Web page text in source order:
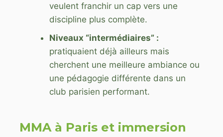
veulent franchir un cap vers une
discipline plus complète.
Niveaux “intermédiaires” :
pratiquaient déjà ailleurs mais
cherchent une meilleure ambiance ou
une pédagogie différente dans un
club parisien performant.
MMA à Paris et immersion